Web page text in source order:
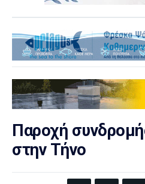
Παροχή
στην Τήνο